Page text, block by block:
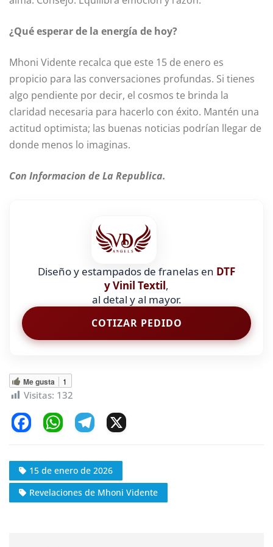
¿Qué esperar de la energía de hoy?
Mhoni Vidente recalca que este 15 de enero es
propicio para las conversaciones profundas. Si tienes
algo pendiente por decir, el cosmos te brinda la
claridad necesaria para hacerlo con éxito. Mantén una
actitud optimista; las buenas noticias podrían llegar de
donde menos lo imaginas.
Con Informacion de La Republica.
Diseño y estampados de franelas en DTF
y Vinil Textil,
al detal y al mayor.
COTIZAR PEDIDO
Me gusta 1
Visitas: 132
c
e
b
W
at
s
A
e
gr
a
15 de enero de 2026
Revelaciones de Mhoni Vidente